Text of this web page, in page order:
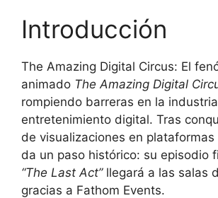
Introducción
The Amazing Digital Circus: El
animado The Amazing Digital
rompiendo barreras en la
entretenimiento digital. Tras
de visualizaciones en plataformas
da un paso histórico: su episodio
“The Last Act”llegará a las salas
gracias a Fathom Events.